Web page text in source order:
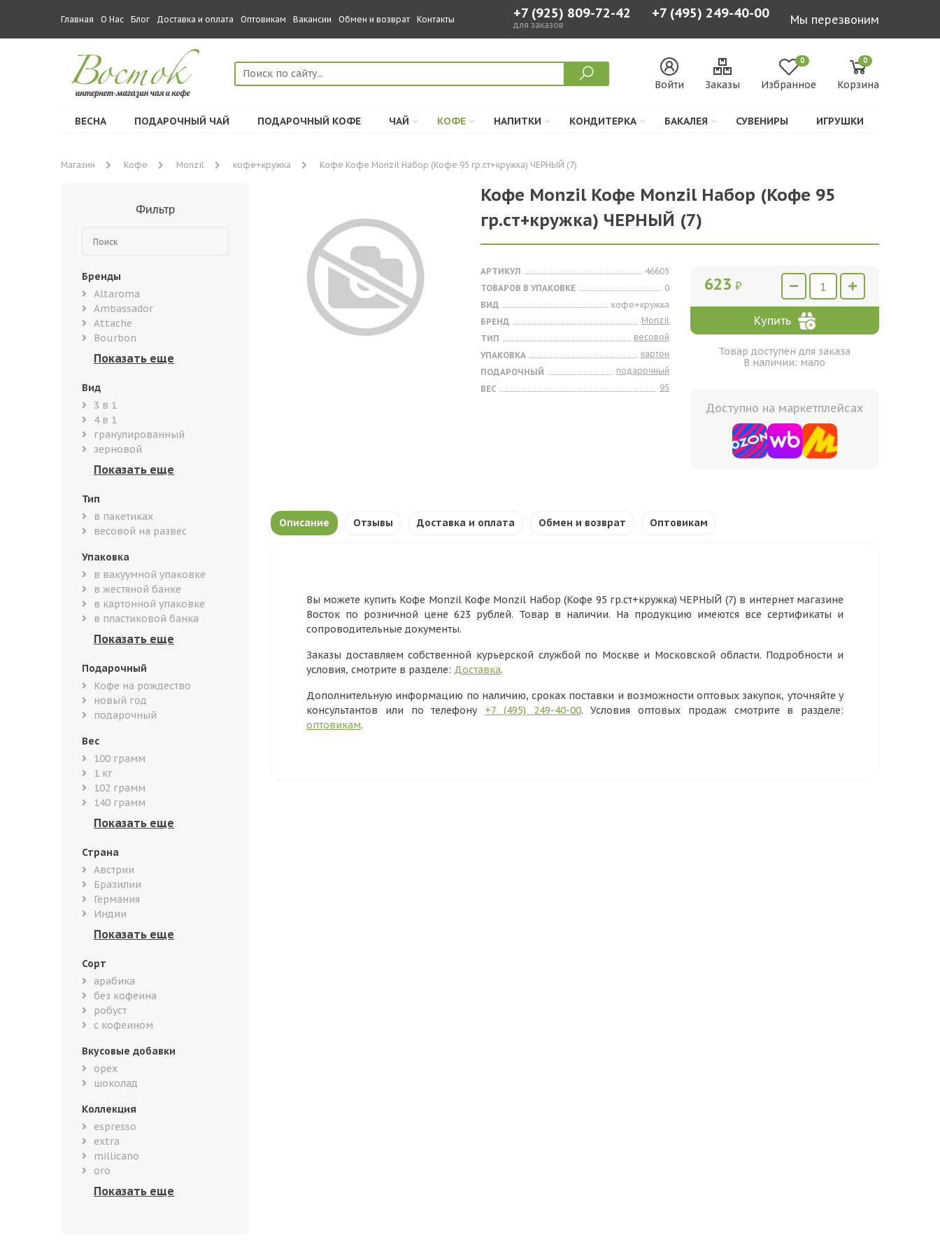
Главная О Нас Блог Доставка и оплата Оптовикам Вакансии Обмен и возврат Контакты +7 (925) 809-72-42
для заказов
+7 (495) 249-40-00 Мы перезвоним
Войти Заказы
0
Избранное
0
Корзина
ВЕСНА ПОДАРОЧНЫЙ ЧАЙ ПОДАРОЧНЫЙ КОФЕ ЧАЙ КОФЕ НАПИТКИ КОНДИТЕРКА БАКАЛЕЯ СУВЕНИРЫ ИГРУШКИ
Магазин Кофе Monzil кофе+кружка Кофе Кофе Monzil Набор (Кофе 95 гр.ст+кружка) ЧЕРНЫЙ (7)
Фильтр
Бренды
Altaroma
Ambassador
Attache
Bourbon
Вид
3 в 1
4 в 1
гранулированный
зерновой
Тип
в пакетиках
весовой на развес
Упаковка
в вакуумной упаковке
в жестяной банке
в картонной упаковке
в пластиковой банка
Подарочный
Кофе на рождество
новый год
подарочный
Вес
100 грамм
1 кг
102 грамм
140 грамм
Страна
Австрии
Бразилии
Германия
Индии
Сорт
арабика
без кофеина
робуст
с кофеином
Вкусовые добавки
орех
шоколад
Коллекция
espresso
extra
millicano
oro
Кофе Monzil Кофе Monzil Набор (Кофе 95
гр.ст+кружка) ЧЕРНЫЙ (7)
АРТИКУЛ
46605
ТОВАРОВ В УПАКОВКЕ
0
ВИД
кофе+кружка
БРЕНД
Monzil
ТИП
весовой
УПАКОВКА
картон
ПОДАРОЧНЫЙ
подарочный
ВЕС
95
623 ₽
Купить
Товар доступен для заказа
В наличии: мало
Доступно на маркетплейсах
Описание Отзывы Доставка и оплата Обмен и возврат Оптовикам
Вы можете купить Кофе Monzil Кофе Monzil Набор (Кофе 95 гр.ст+кружка) ЧЕРНЫЙ (7) в интернет магазине
Восток по розничной цене 623 рублей. Товар в наличии. На продукцию имеются все сертификаты и
сопроводительные документы.
Заказы доставляем собственной курьерской службой по Москве и Московской области. Подробности и
условия, смотрите в разделе: Доставка.
Дополнительную информацию по наличию, сроках поставки и возможности оптовых закупок, уточняйте у
консультантов или по телефону +7 (495) 249-40-00. Условия оптовых продаж смотрите в разделе:
оптовикам.